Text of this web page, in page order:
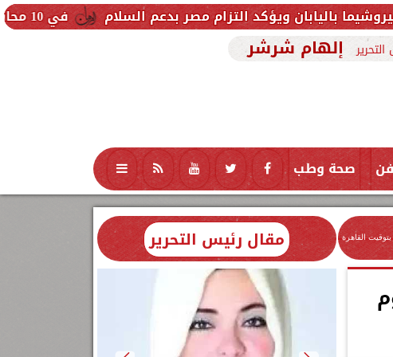
في 10 محافظات.. وزارة الأوقاف تفتتح 17 مسجدًا اليوم الجمعة ضمن خطتها لإعمار بيوت الله التزام مصر بدعم السلام
إلهام شرشر
فن صحة وطب تكنولوجيا منوعات محافظات
بتوقيت القاهرة مقال رئيس التحرير